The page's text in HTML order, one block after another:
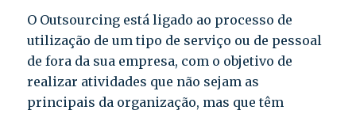
O Outsourcing está ligado ao processo de
utilização de um tipo de serviço ou de pessoal
de fora da sua empresa, com o objetivo de
realizar atividades que não sejam as
principais da organização, mas que têm